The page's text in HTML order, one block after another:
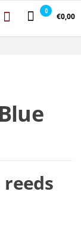
0
€0,00